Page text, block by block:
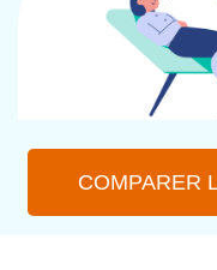
COMPARER